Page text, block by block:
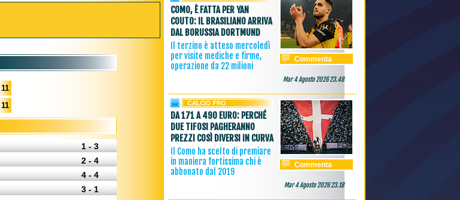
11
11
1 - 3
2 - 4
4 - 4
3 - 1
COMO, È FATTA PER YAN
COUTO: IL BRASILIANO ARRIVA
DAL BORUSSIA DORTMUND
Il terzino è atteso mercoledì
per visite mediche e firme,
operazione da 22 milioni
Commenta
Mar 4 Agosto 2026 23.48
DA 171 A 490 EURO: PERCHÉ
DUE TIFOSI PAGHERANNO
PREZZI COSÌ DIVERSI IN CURVA
Il Como ha scelto di premiare
in maniera fortissima chi è
abbonato dal 2019
Commenta
Mar 4 Agosto 2026 23.18